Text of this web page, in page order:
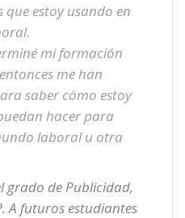
que estoy usando en
mi formación
me han
saber cómo estoy
hacer para
laboral u otra
grado de Publicidad,
A futuros estudiantes